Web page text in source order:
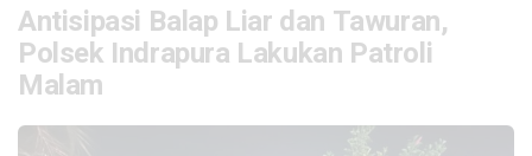
Antisipasi Balap Liar dan Tawuran,
Polsek Indrapura Lakukan Patroli
Malam